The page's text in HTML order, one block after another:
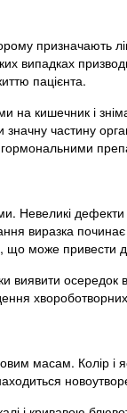
призначають
випадках
пацієнта.
на кишечник і
частину
Невеликі
виразка
може привести
виявити
масам. Колір і